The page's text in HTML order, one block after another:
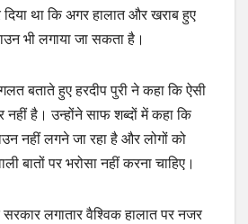
था कि अगर हालात और खराब हुए
भी लगाया जा सकता है।
बताते हुए हरदीप पुरी ने कहा कि ऐसी
नहीं है। उन्होंने साफ शब्दों में कहा कि
नहीं लगने जा रहा है और लोगों को
बातों पर भरोसा नहीं करना चाहिए।
लगातार वैश्विक हालात पर नजर